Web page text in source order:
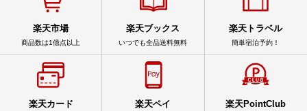
楽天市場
商品数は1億点以上
楽天ブックス
いつでも全品送料無料
楽天トラベル
簡単宿泊予約！
楽天カード 楽天ペイ 楽天PointClub